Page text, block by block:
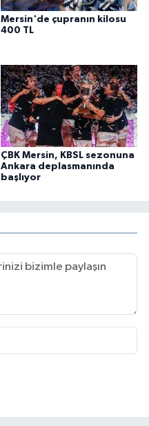
Mersin'de çupranın kilosu
400 TL
ÇBK Mersin, KBSL sezonuna
Ankara deplasmanında
başlıyor